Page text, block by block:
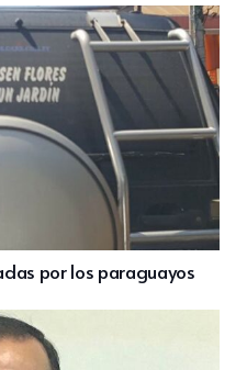
por los paraguayos